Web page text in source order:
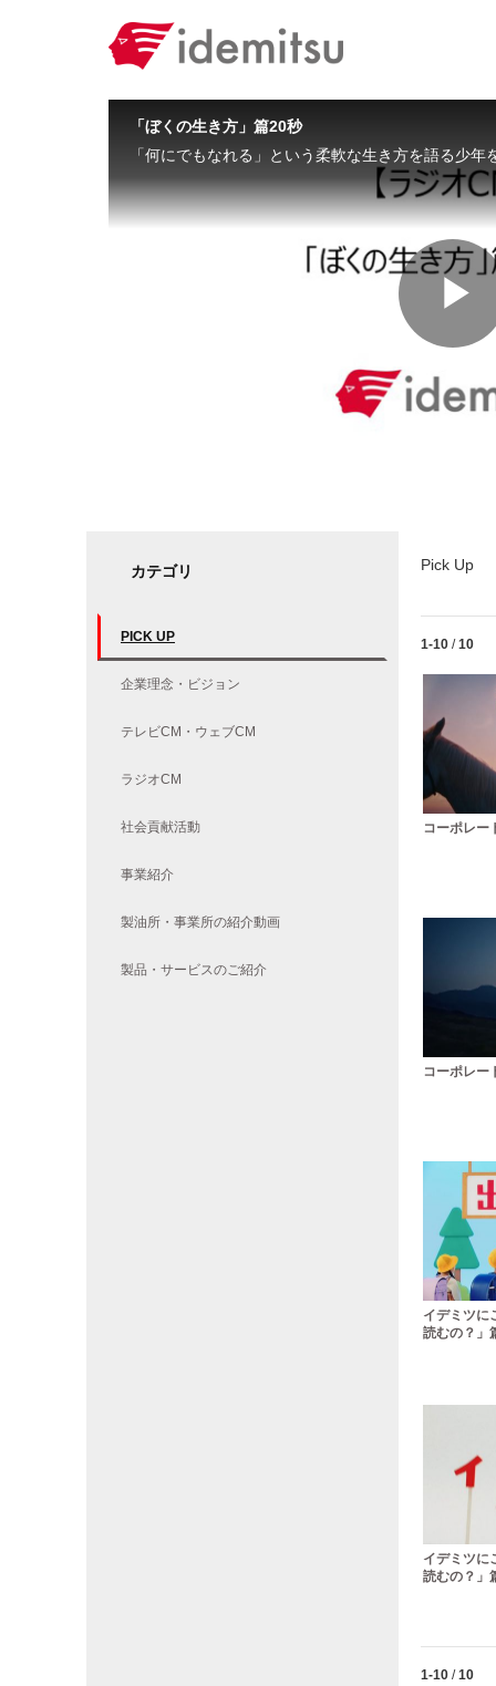
「ぼくの生き方」篇20秒
カテゴリ
PICK UP
企業理念・ビジョン
テレビCM・ウェブCM
ラジオCM
社会貢献活動
事業紹介
製油所・事業所の紹介動画
製品・サービスのご紹介
Pick Up
Currently
1-10 / 10
コーポレー
コーポレー
イデミツに
読むの？」
イデミツに
読むの？」
Currently
1-10 / 10